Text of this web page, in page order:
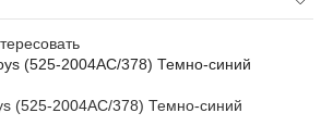
(525-2004AC/378) Темно-синий